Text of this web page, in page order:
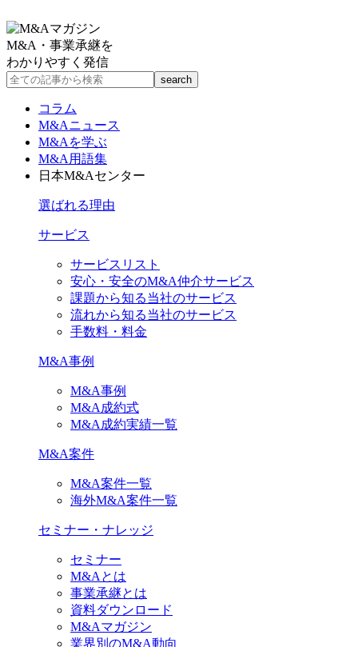
M&A・事業承継を
わかりやすく発信
コラム
M&Aニュース
M&Aを学ぶ
M&A用語集
日本M&Aセンター
選ばれる理由
サービス
サービスリスト
安心・安全のM&A仲介サービス
課題から知る当社のサービス
流れから知る当社のサービス
手数料・料金
M&A事例
M&A事例
M&A成約式
M&A成約実績一覧
M&A案件
M&A案件一覧
海外M&A案件一覧
セミナー・ナレッジ
セミナー
M&Aとは
事業承継とは
資料ダウンロード
M&Aマガジン
業界別のM&A動向